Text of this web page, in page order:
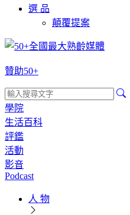
選 品
顛覆提案
贊助50+
學院
生活百科
評鑑
活動
影音
Podcast
人 物